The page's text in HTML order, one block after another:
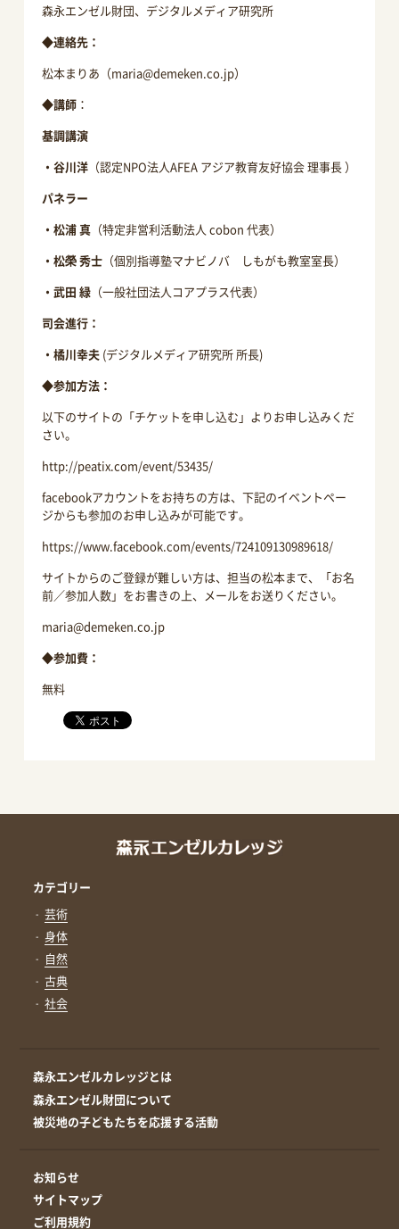
森永エンゼル財団、デジタルメディア研究所
◆連絡先：
松本まりあ（maria@demeken.co.jp）
◆講師：
基調講演
・谷川洋（認定NPO法人AFEA アジア教育友好協会 理事長 ）
パネラー
・松浦 真（特定非営利活動法人 cobon 代表）
・松榮 秀士（個別指導塾マナビノバ しもがも教室室長）
・武田 緑（一般社団法人コアプラス代表）
司会進行：
・橘川幸夫(デジタルメディア研究所 所長)
◆参加方法：
以下のサイトの「チケットを申し込む」よりお申し込みくだ
さい。
http://peatix.com/event/53435/
facebookアカウントをお持ちの方は、下記のイベントペー
ジからも参加のお申し込みが可能です。
https://www.facebook.com/events/724109130989618/
サイトからのご登録が難しい方は、担当の松本まで、「お名
前／参加人数」をお書きの上、メールをお送りください。
maria@demeken.co.jp
◆参加費：
無料
カテゴリー
芸術
身体
自然
古典
社会
森永エンゼルカレッジとは
森永エンゼル財団について
被災地の子どもたちを応援する活動
お知らせ
サイトマップ
ご利用規約